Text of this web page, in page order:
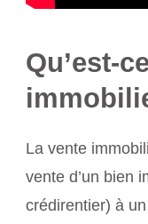
Qu’est-
La vente
vente d’un bien
crédirentier) à